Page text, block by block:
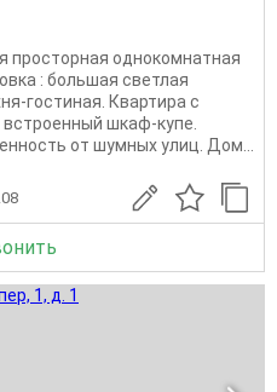
просторная однокомнатная
: большая светлая
гостиная. Квартира с
шкаф-купе.
от шумных улиц. Дом...